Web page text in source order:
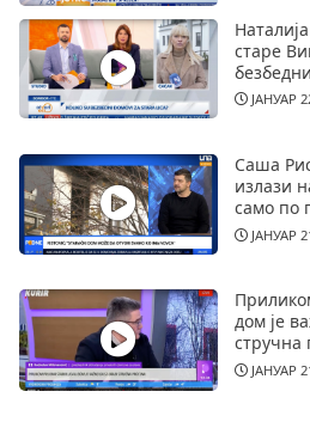
старе
ЈАНУАР
Саша
излази
само по
ЈАНУАР
дом је
стручна
ЈАНУАР